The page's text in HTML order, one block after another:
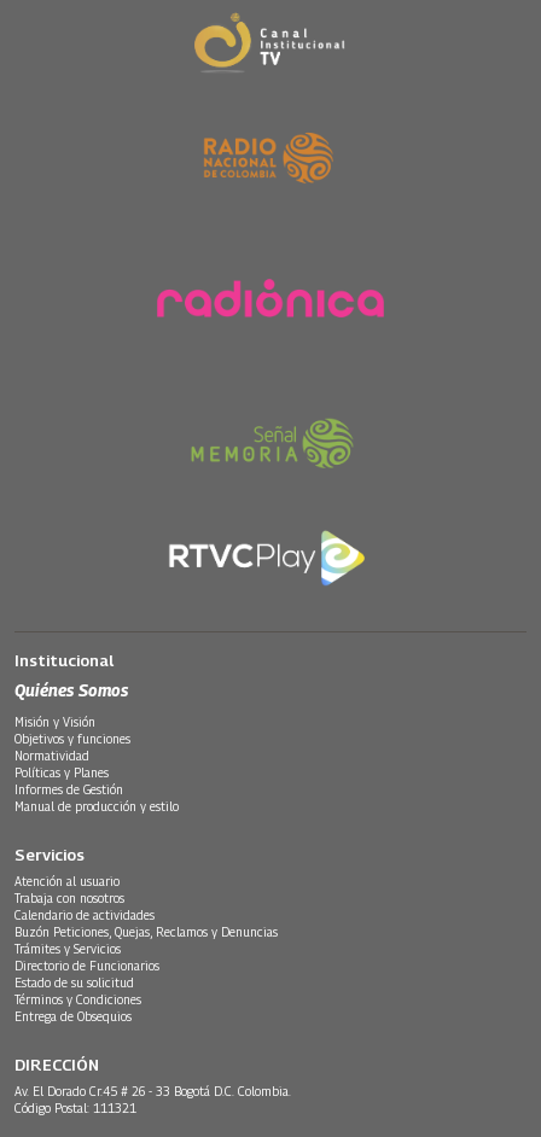
Institucional
Quiénes Somos
Misión y Visión
Objetivos y funciones
Normatividad
Políticas y Planes
Informes de Gestión
Manual de producción y estilo
Servicios
Atención al usuario
Trabaja con nosotros
Calendario de actividades
Buzón Peticiones, Quejas, Reclamos y Denuncias
Trámites y Servicios
Directorio de Funcionarios
Estado de su solicitud
Términos y Condiciones
Entrega de Obsequios
DIRECCIÓN
Av. El Dorado Cr.45 # 26 - 33 Bogotá D.C. Colombia.
Código Postal: 111321